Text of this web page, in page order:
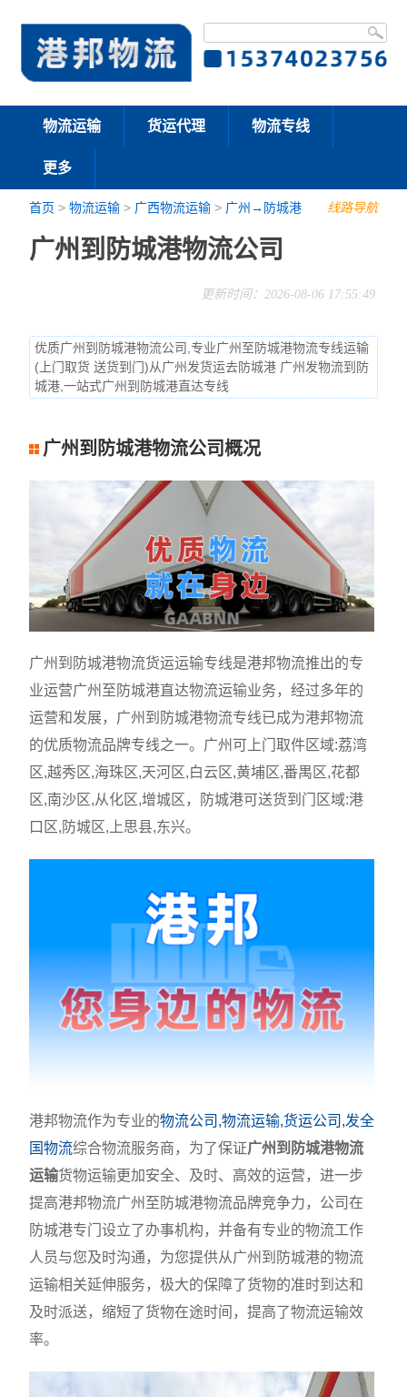
物流运输 货运代理 物流专线
更多
线路导航
首页 >物流运输 > 广西物流运输 > 广州→防城港
广州到防城港物流公司
更新时间：2026-08-06 17:55:49
优质广州到防城港物流公司,专业广州至防城港物流专线运输
(上门取货 送货到门)从广州发货运去防城港 广州发物流到防
城港,一站式广州到防城港直达专线
广州到防城港物流公司概况
广州到防城港物流货运运输专线是港邦物流推出的专
业运营广州至防城港直达物流运输业务，经过多年的
运营和发展，广州到防城港物流专线已成为港邦物流
的优质物流品牌专线之一。广州可上门取件区域:荔湾
区,越秀区,海珠区,天河区,白云区,黄埔区,番禺区,花都
区,南沙区,从化区,增城区，防城港可送货到门区域:港
口区,防城区,上思县,东兴。
港邦物流作为专业的物流公司,物流运输,货运公司,发全
国物流综合物流服务商，为了保证广州到防城港物流
运输货物运输更加安全、及时、高效的运营，进一步
提高港邦物流广州至防城港物流品牌竞争力，公司在
防城港专门设立了办事机构，并备有专业的物流工作
人员与您及时沟通，为您提供从广州到防城港的物流
运输相关延伸服务，极大的保障了货物的准时到达和
及时派送，缩短了货物在途时间，提高了物流运输效
率。